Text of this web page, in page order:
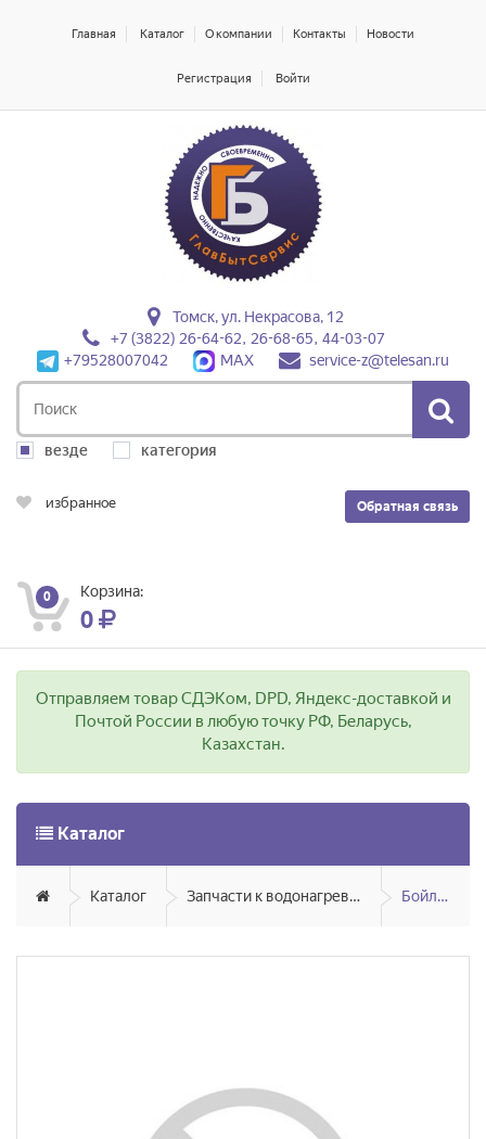
Главная Каталог О компании Контакты Новости
Регистрация Войти
Томск, ул. Некрасова, 12
+7 (3822) 26-64-62, 26-68-65, 44-03-07
+79528007042
MAX service-z@telesan.ru
везде категория
Обратная связь
избранное
0 Корзина:
0
Отправляем товар СДЭКом, DPD, Яндекс-доставкой и
Почтой России в любую точку РФ, Беларусь,
Казахстан.
Каталог
Каталог Запчасти к водонагревателям Бойлеры